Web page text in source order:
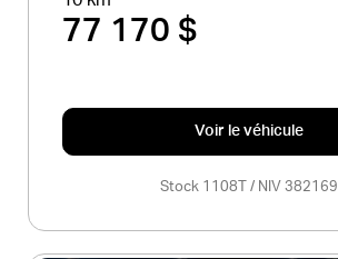
77 170 $
Voir le véhicule
Stock 1108T / NIV 382169